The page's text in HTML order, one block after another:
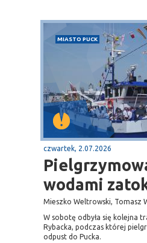
MIASTO PUCK
czwartek, 2.07.2026
wodami
Mieszko Weltrowski, Tomasz
W sobotę odbyła się kolejna
Rybacka, podczas której
odpust do Pucka.